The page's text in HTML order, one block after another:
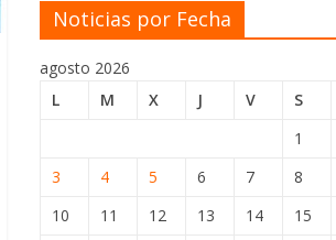
Noticias por Fecha
agosto 2026
L
M X J V S
1
3
4 5 6 7 8
10
11 12 13 14 15